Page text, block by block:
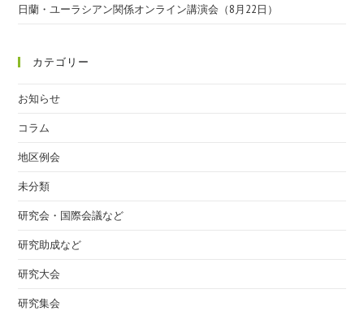
日蘭・ユーラシアン関係オンライン講演会（8月22日）
カテゴリー
お知らせ
コラム
地区例会
未分類
研究会・国際会議など
研究助成など
研究大会
研究集会